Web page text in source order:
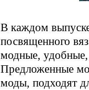
В каждом
посвященного
модные,
Предложенные
моды, подходят